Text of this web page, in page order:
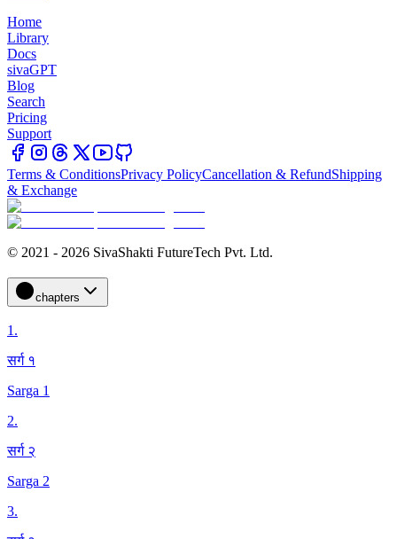
Home
Library
Docs
sivaGPT
Blog
Search
Pricing
Support
Terms & ConditionsPrivacy PolicyCancellation & RefundShipping
& Exchange
© 2021 - 2026 SivaShakti FutureTech Pvt. Ltd.
chapters
1.
सर्ग १
Sarga 1
2.
सर्ग २
Sarga 2
3.